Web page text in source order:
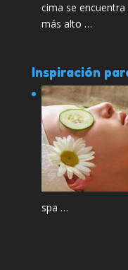
cima se
más alto …
Inspiración
spa …